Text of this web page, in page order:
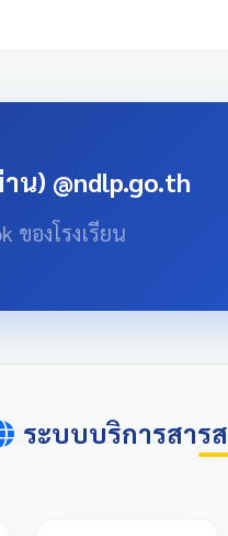
) @ndlp.go.th
ของโรงเรียน
ระบบบริการสาร